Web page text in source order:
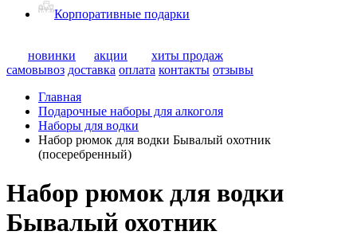
Корпоративные подарки
новинки акции
хиты продаж
самовывоз доставка оплата контакты отзывы
Главная
Подарочные наборы для алкоголя
Наборы для водки
Набор рюмок для водки Бывалый охотник
(посеребренный)
Набор рюмок для водки
Бывалый охотник